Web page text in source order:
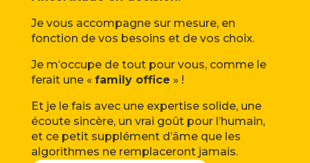
Je vous accompagne sur mesure, en
fonction de vos besoins et de vos choix.
Je m’occupe de tout pour vous, comme le
ferait une « family office » !
Et je le fais avec une expertise solide, une
écoute sincère, un vrai goût pour l’humain,
et ce petit supplément d’âme que les
algorithmes ne remplaceront jamais.